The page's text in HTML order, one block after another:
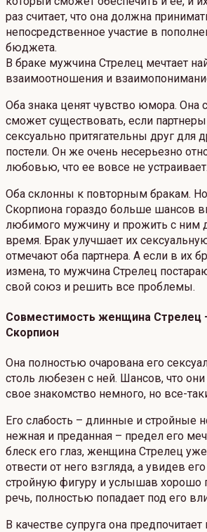
раз считает, что она должна
непосредственное участие в
бюджета.
В браке мужчина Стрелец мечтает
взаимоотношения и
Оба знака ценят чувство юмора. Она
сможет существовать, если
сексуально притягательны друг для
постели. Он же очень несерьезно
любовью, что ее вовсе не устраивает.
Оба склонны к повторным бракам.
Скорпиона гораздо больше шансов
любимого мужчину и прожить с ним
время. Брак улучшает их
отмечают оба партнера. А если в их
измена, то мужчина Стрелец
свой союз и решить все проблемы.
Совместимость женщина Стрелец
Скорпион
Она полностью очарована его
столь любезен с ней. Шансов, что
свое знакомство немного, но все-
Его слабость – длинные и стройные
нежная и преданная – предел его
блеск его глаз, женщина Стрелец
отвести от него взгляда, а увидев
стройную фигуру и услышав хорошо
речь, полностью попадает под его
В качестве супруга она